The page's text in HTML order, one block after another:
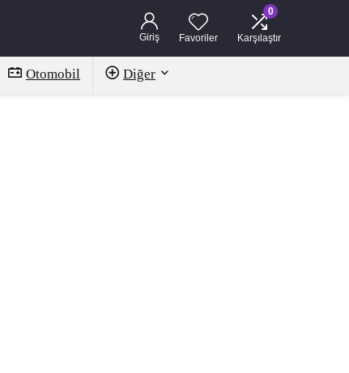
Giriş Favoriler
0
Karşılaştır
Otomobil Diğer